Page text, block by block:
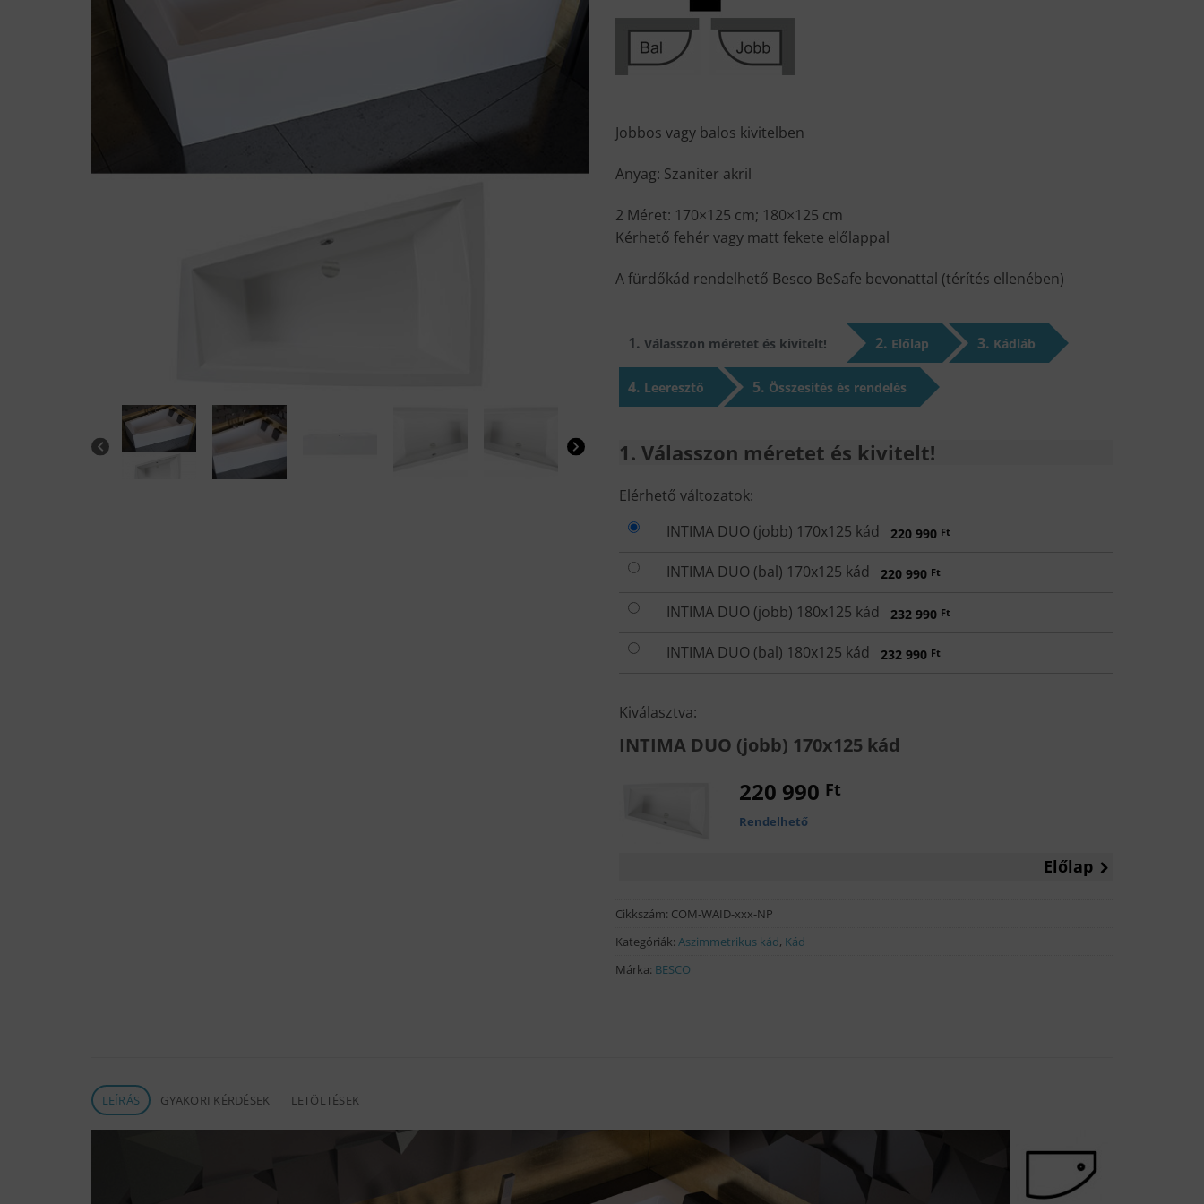
Jobbos vagy balos kivitelben
Anyag: Szaniter akril
2 Méret: 170×125 cm; 180×125 cm
Kérhető fehér vagy matt fekete előlappal
A fürdőkád rendelhető Besco BeSafe bevonattal (térítés ellenében)
1 Válasszon méretet és kivitelt! 2 Előlap 3 Kádláb
4 Leeresztő 5 Összesítés és rendelés
1 Válasszon méretet és kivitelt!
VÁLASSZON
MÉRETET
ÉS KIVITELT!
Elérhető változatok:
INTIMA DUO (jobb) 170x125 kád
220 990 Ft
INTIMA DUO (bal) 170x125 kád 220 990 Ft
INTIMA DUO (jobb) 180x125 kád 232 990 Ft
INTIMA DUO (bal) 180x125 kád 232 990 Ft
Kiválasztva:
INTIMA DUO (jobb) 170x125 kád
220 990 Ft
Rendelhető
Előlap
Cikkszám: COM-WAID-xxx-NP
Kategóriák: Aszimmetrikus kád, Kád
Márka: BESCO
LEÍRÁS GYAKORI KÉRDÉSEK LETÖLTÉSEK